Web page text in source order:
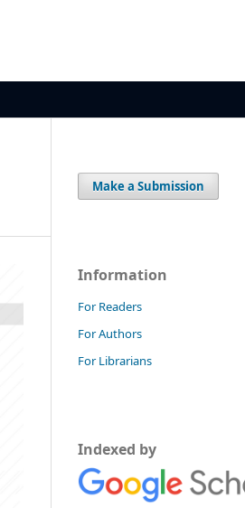
Make a Submission
Information
For Readers
For Authors
For Librarians
Indexed by